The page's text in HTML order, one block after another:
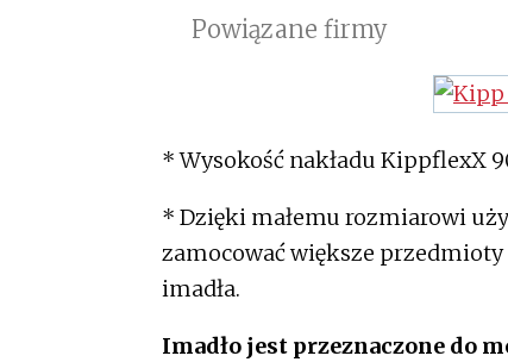
Powiązane firmy
* Wysokość nakładu KippflexX
* Dzięki małemu rozmiarowi
zamocować większe przedmioty
imadła.
Imadło jest przeznaczone do